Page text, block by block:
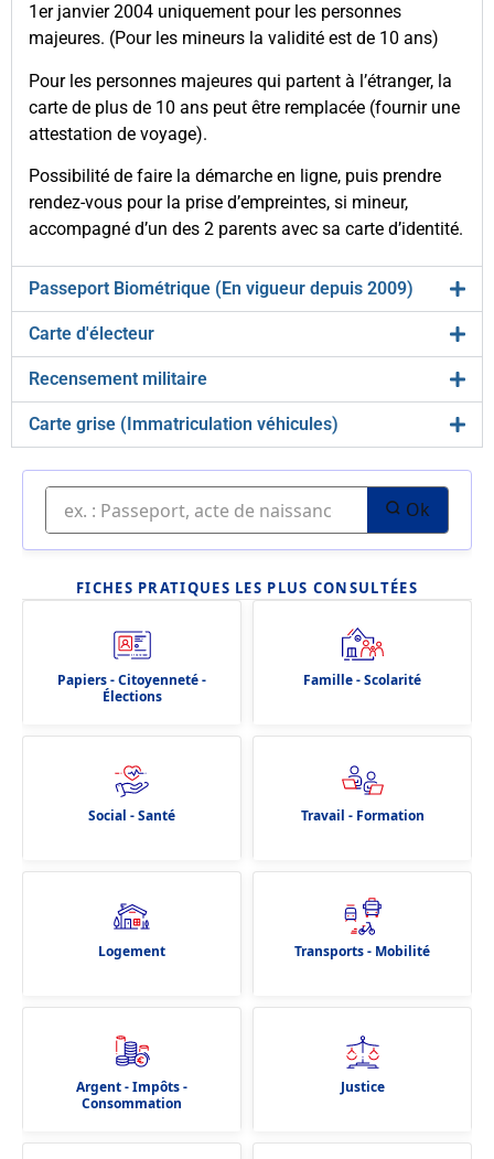
1er janvier 2004 uniquement pour les personnes
majeures. (Pour les mineurs la validité est de 10 ans)
Pour les personnes majeures qui partent à l’étranger, la
carte de plus de 10 ans peut être remplacée (fournir une
attestation de voyage).
Possibilité de faire la démarche en ligne, puis prendre
rendez-vous pour la prise d’empreintes, si mineur,
accompagné d’un des 2 parents avec sa carte d’identité.
Passeport Biométrique (En vigueur depuis 2009)
Carte d'électeur
Recensement militaire
Carte grise (Immatriculation véhicules)
Ok
FICHES PRATIQUES LES PLUS CONSULTÉES
Papiers - Citoyenneté -
Élections
Famille - Scolarité
Social - Santé Travail - Formation
Logement Transports - Mobilité
Argent - Impôts -
Consommation
Justice